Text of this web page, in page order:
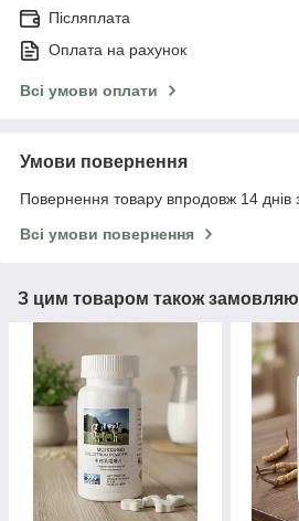
Післяплата
Оплата на рахунок
Всі умови оплати
Умови повернення
Повернення товару впродовж 14 днів
Всі умови повернення
З цим товаром також